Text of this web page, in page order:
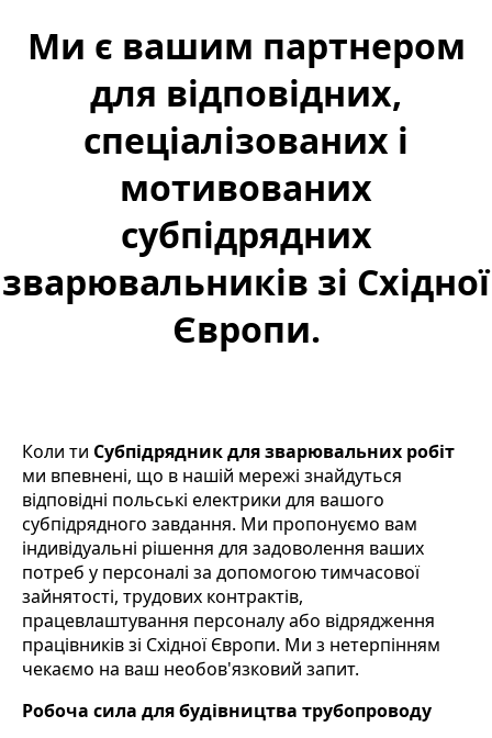
Ми є вашим партнером
для відповідних,
спеціалізованих і
мотивованих
субпідрядних
зварювальників зі Східної
Європи.
Коли ти Субпідрядник для зварювальних робіт
ми впевнені, що в нашій мережі знайдуться
відповідні польські електрики для вашого
субпідрядного завдання. Ми пропонуємо вам
індивідуальні рішення для задоволення ваших
потреб у персоналі за допомогою тимчасової
зайнятості, трудових контрактів,
працевлаштування персоналу або відрядження
працівників зі Східної Європи. Ми з нетерпінням
чекаємо на ваш необов'язковий запит.
Робоча сила для будівництва трубопроводу